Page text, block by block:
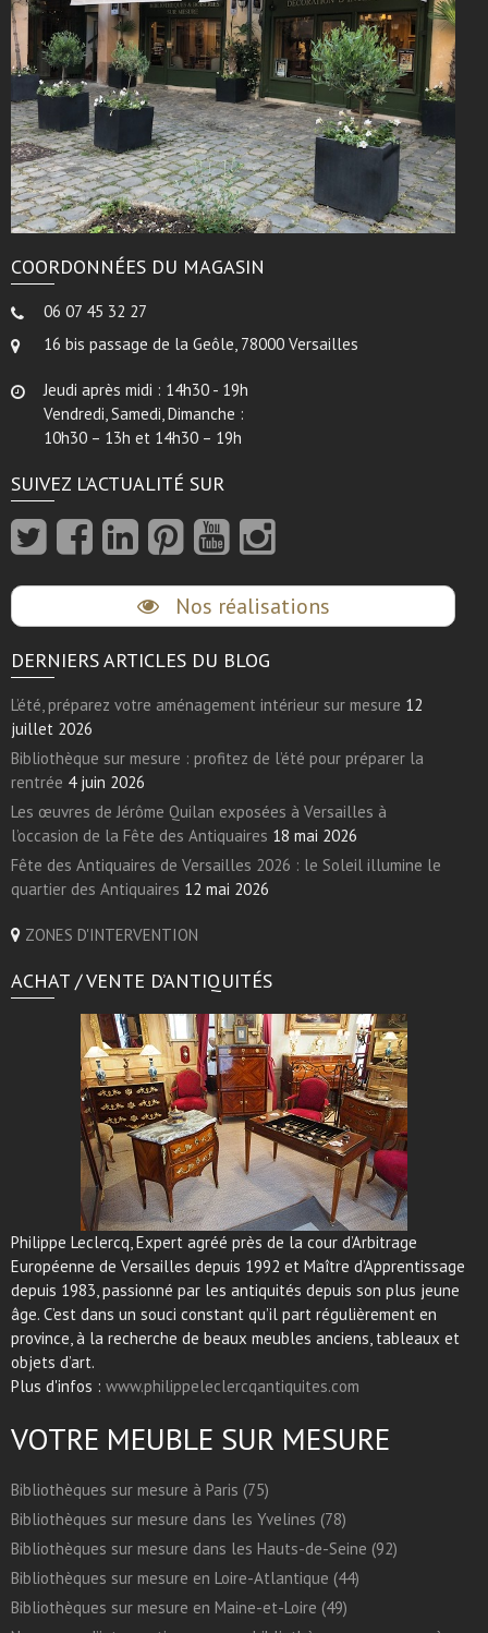
COORDONNÉES DU MAGASIN
06 07 45 32 27
16 bis passage de la Geôle, 78000 Versailles
Jeudi après midi : 14h30 - 19h
Vendredi, Samedi, Dimanche :
10h30 – 13h et 14h30 – 19h
SUIVEZ L’ACTUALITÉ SUR
Nos réalisations
DERNIERS ARTICLES DU BLOG
L’été, préparez votre aménagement intérieur sur mesure 12
juillet 2026
Bibliothèque sur mesure : profitez de l’été pour préparer la
rentrée 4 juin 2026
Les œuvres de Jérôme Quilan exposées à Versailles à
l’occasion de la Fête des Antiquaires 18 mai 2026
Fête des Antiquaires de Versailles 2026 : le Soleil illumine le
quartier des Antiquaires 12 mai 2026
ZONES D'INTERVENTION
ACHAT / VENTE D’ANTIQUITÉS
Philippe Leclercq, Expert agréé près de la cour d’Arbitrage
Européenne de Versailles depuis 1992 et Maître d’Apprentissage
depuis 1983, passionné par les antiquités depuis son plus jeune
âge. C’est dans un souci constant qu’il part régulièrement en
province, à la recherche de beaux meubles anciens, tableaux et
objets d’art.
Plus d'infos : www.philippeleclercqantiquites.com
VOTRE MEUBLE SUR MESURE
Bibliothèques sur mesure à Paris (75)
Bibliothèques sur mesure dans les Yvelines (78)
Bibliothèques sur mesure dans les Hauts-de-Seine (92)
Bibliothèques sur mesure en Loire-Atlantique (44)
Bibliothèques sur mesure en Maine-et-Loire (49)